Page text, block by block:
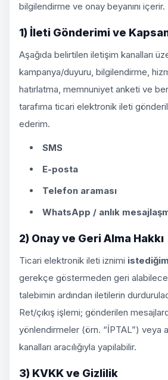
bilgilendirme ve onay beyanını içerir.
1) İleti Gönderimi ve
Aşağıda belirtilen iletişim kanalları
kampanya/duyuru, bilgilendirme,
hatırlatma, memnuniyet anketi ve
tarafıma ticari elektronik ileti
ederim.
SMS
E-posta
Telefon araması
WhatsApp / anlık
2) Onay ve Geri Alma Hakkı
Ticari elektronik ileti iznimi
gerekçe göstermeden geri
talebimin ardından iletilerin
Ret/çıkış işlemi; gönderilen
yönlendirmeler (örn. “İPTAL”) veya
kanalları aracılığıyla yapılabilir.
3) KVKK ve Gizlilik